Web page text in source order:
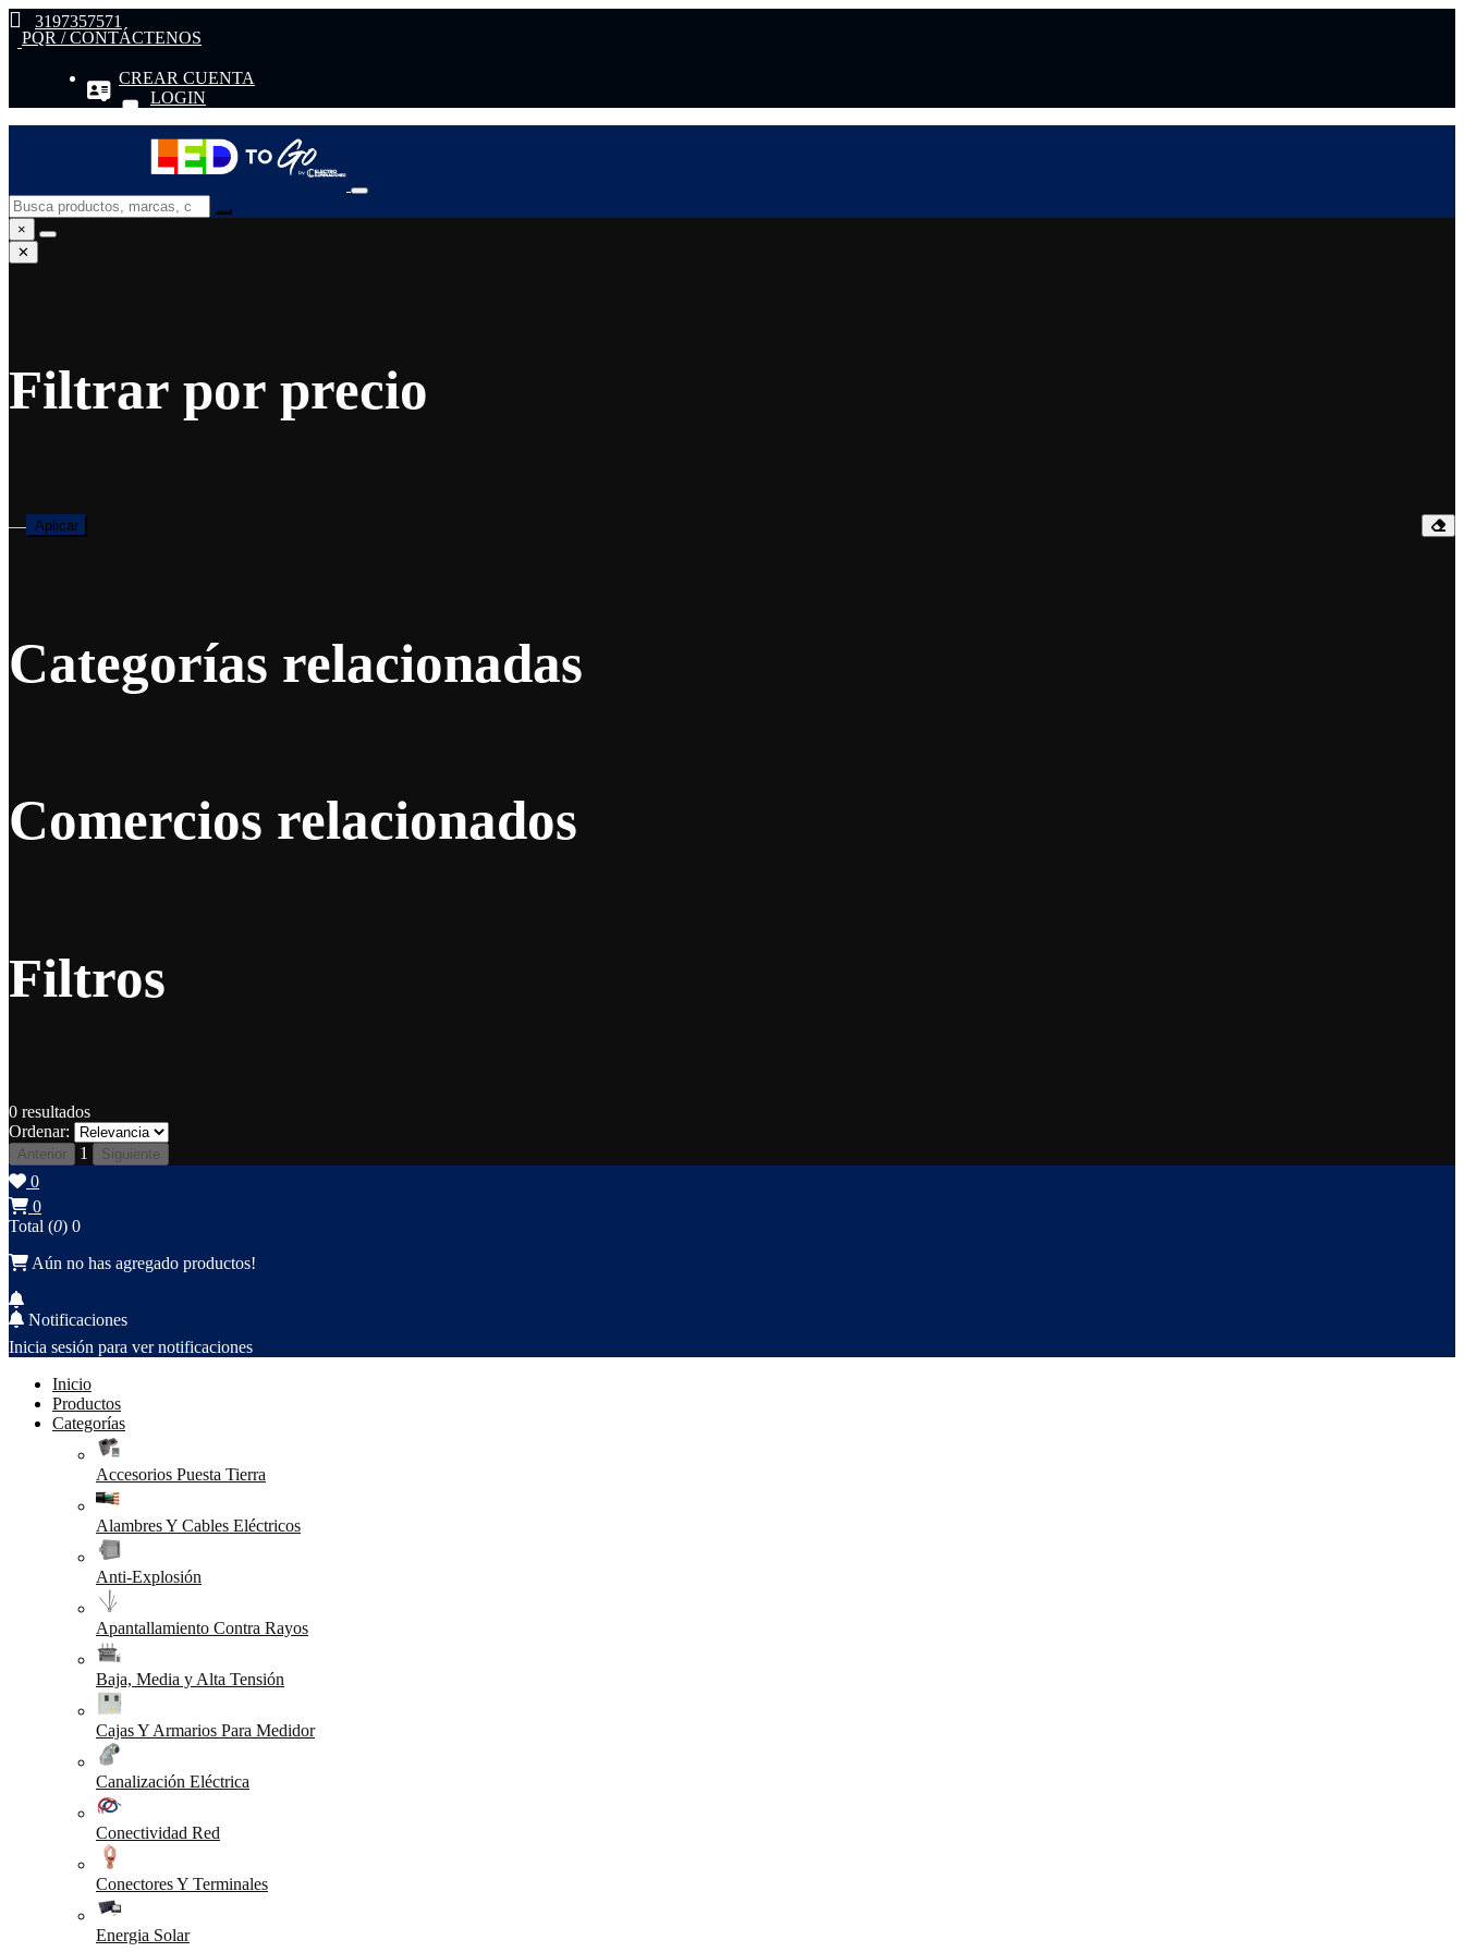
3197357571
PQR / CONTÁCTENOS
CREAR CUENTA
LOGIN
×
✕
Filtrar por precio
— Aplicar
Categorías relacionadas
Comercios relacionados
Filtros
0 resultados
Ordenar:
Anterior 1 Siguiente
0
0
Total (0) 0
Aún no has agregado productos!
Notificaciones
Inicia sesión para ver notificaciones
Inicio
Productos
Categorías
Accesorios Puesta Tierra
Alambres Y Cables Eléctricos
Anti-Explosión
Apantallamiento Contra Rayos
Baja, Media y Alta Tensión
Cajas Y Armarios Para Medidor
Canalización Eléctrica
Conectividad Red
Conectores Y Terminales
Energia Solar